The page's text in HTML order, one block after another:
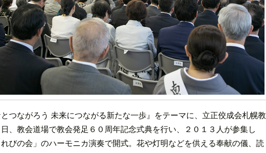
とつながろう 未来につながる新たな一歩』をテーマに、立正佼成会札幌教
、教会道場で教会発足６０周年記念式典を行い、２０１３人が参集し
びの会」のハーモニカ演奏で開式。花や灯明などを供える奉献の儀、読